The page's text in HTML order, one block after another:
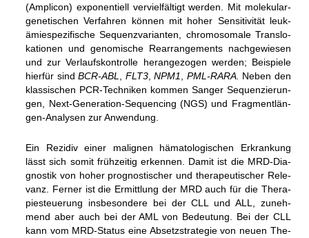
(Ampli­con) expo­nen­ti­ell ver­viel­fäl­tigt wer­den. Mit mole­ku­lar­
ge­ne­ti­schen Ver­fah­ren kön­nen mit hoher Sen­si­ti­vi­tät leuk­
ämie­spe­zi­fi­sche Sequenz­va­ri­an­ten, chro­mo­so­male Trans­lo­
ka­tio­nen und geno­mi­sche Rear­ran­ge­ments nach­ge­wie­sen
und zur Ver­laufs­kon­trolle her­an­ge­zo­gen wer­den; Bei­spiele
hier­für sindBCR-​ABL FLT3, NPM1 PML-​RARA. Neben den
klas­si­schen PCR-​Tech­ni­ken kom­men San­ger Sequen­zie­run­
gen, Next-​Gene­ra­tion-​Sequen­cing (NGS) und Frag­ment­län­
gen-​Ana­ly­sen zur Anwen­dung.
Ein Rezi­div einer mali­gnen häma­to­lo­gi­schen Erkran­kung
lässt sich somit früh­zei­tig erken­nen. Damit ist die MRD-​Dia­
gnos­tik von hoher pro­gnos­ti­scher und the­ra­peu­ti­scher Rele­
vanz. Fer­ner ist die Ermitt­lung der MRD auch für die The­ra­
pie­steue­rung ins­be­son­dere bei der CLL und ALL, zuneh­
mend aber auch bei der AML von Bedeu­tung. Bei der CLL
kann vom MRD-​Sta­tus eine Absetz­stra­te­gie von neuen The­